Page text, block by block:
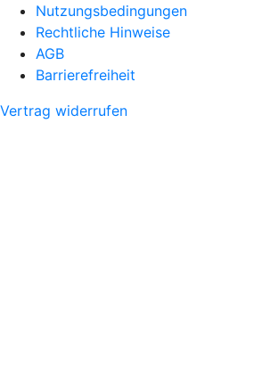
Nutzungsbedingungen
Rechtliche Hinweise
AGB
Barrierefreiheit
Vertrag widerrufen